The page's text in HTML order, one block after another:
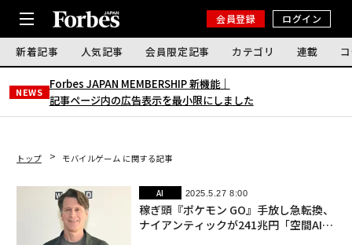
会員登録 ログイン
新着記事 人気記事 会員限定記事 カテゴリ 連載
NEWS
Forbes JAPAN MEMBERSHIP 新機能｜
記事ページ内の広告表示を最小限にしました
トップ モバイルゲーム に関する記事
AI 2025.5.27 8:00
稼ぎ頭『ポケモン GO』手放し急転換、
ナイアンティックが241兆円「空間AI」